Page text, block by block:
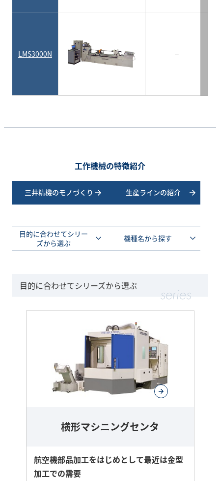
LMS3000N –
工作機械の特徴紹介
三井精機のモノづくり 生産ラインの紹介
目的に合わせてシリー
ズから選ぶ
機種名から探す
目的に合わせてシリーズから選ぶ
横形マシニングセンタ
航空機部品加工をはじめとして最近は金型
加工での需要